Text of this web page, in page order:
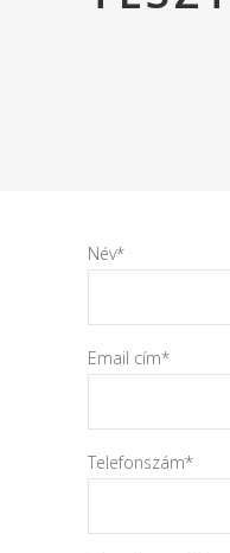
Név*
Email cím*
Telefonszám*